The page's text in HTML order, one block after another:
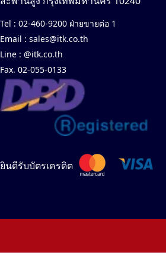
Tel : 02-460-9200 ฝ่ายขายต่อ 1
Email : sales@itk.co.th
Line : @itk.co.th
Fax. 02-055-0133
ยินดีรับบัตรเครดิต